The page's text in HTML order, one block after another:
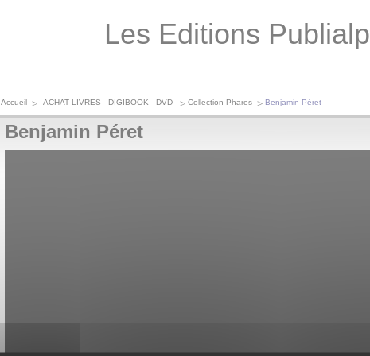
Les Editions Publialp
Accueil ACHAT LIVRES - DIGIBOOK - DVD Collection Phares Benjamin Péret
Benjamin Péret